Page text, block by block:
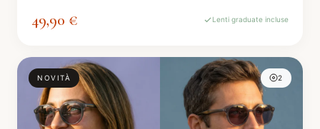
49,90 € Lenti graduate incluse
NOVITÀ 2